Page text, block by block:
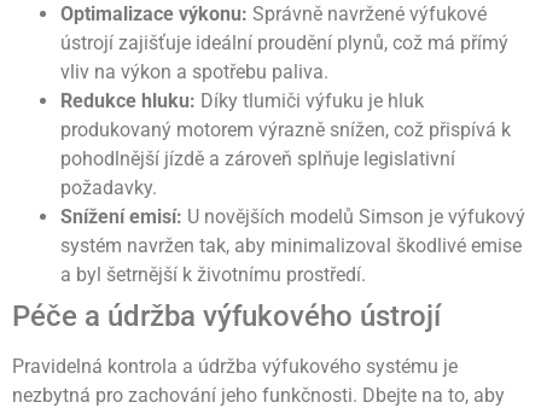
Optimalizace výkonu: Správně navržené výfukové
ústrojí zajišťuje ideální proudění plynů, což má přímý
vliv na výkon a spotřebu paliva.
Redukce hluku: Díky tlumiči výfuku je hluk
produkovaný motorem výrazně snížen, což přispívá k
pohodlnější jízdě a zároveň splňuje legislativní
požadavky.
Snížení emisí: U novějších modelů Simson je výfukový
systém navržen tak, aby minimalizoval škodlivé emise
a byl šetrnější k životnímu prostředí.
Péče a údržba výfukového ústrojí
Pravidelná kontrola a údržba výfukového systému je
nezbytná pro zachování jeho funkčnosti. Dbejte na to, aby